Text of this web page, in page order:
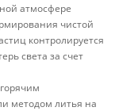
атмосфере
чистой
контролируется
света за счет
методом литья на